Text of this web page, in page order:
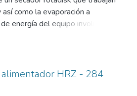
como la evaporación a
energía del equipo involucrado
no tener una sobre dimensión
y deformaciones.
HRZ - 284